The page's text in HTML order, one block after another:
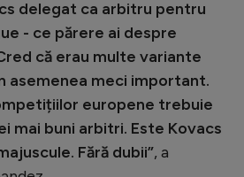
delegat ca arbitru pentru
- ce părere ai despre
că erau multe variante
asemenea meci important.
europene trebuie
mai buni arbitri. Este Kovacs
Fără dubii”, a